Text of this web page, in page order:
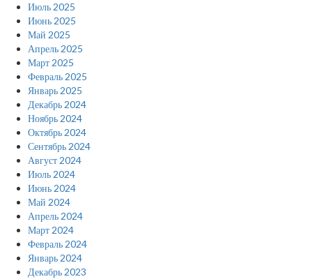
Июль 2025
Июнь 2025
Май 2025
Апрель 2025
Март 2025
Февраль 2025
Январь 2025
Декабрь 2024
Ноябрь 2024
Октябрь 2024
Сентябрь 2024
Август 2024
Июль 2024
Июнь 2024
Май 2024
Апрель 2024
Март 2024
Февраль 2024
Январь 2024
Декабрь 2023